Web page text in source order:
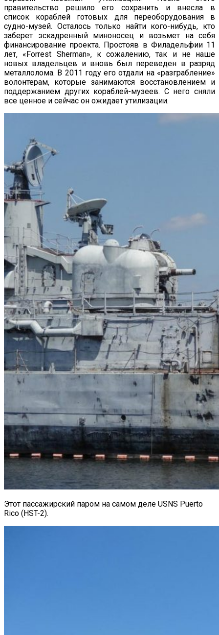
правительство решило его сохранить и внесла в
список кораблей готовых для переоборудования в
судно-музей. Осталось только найти кого-нибудь, кто
заберет эскадренный миноносец и возьмет на себя
финансирование проекта. Простояв в Филадельфии 11
лет, «Forrest Sherman», к сожалению, так и не наше
новых владельцев и вновь был переведен в разряд
металлолома. В 2011 году его отдали на «разграбление»
волонтерам, которые занимаются восстановлением и
поддержанием других кораблей-музеев. С него сняли
все ценное и сейчас он ожидает утилизации.
Этот пассажирский паром на самом деле USNS Puerto
Rico (HST-2).